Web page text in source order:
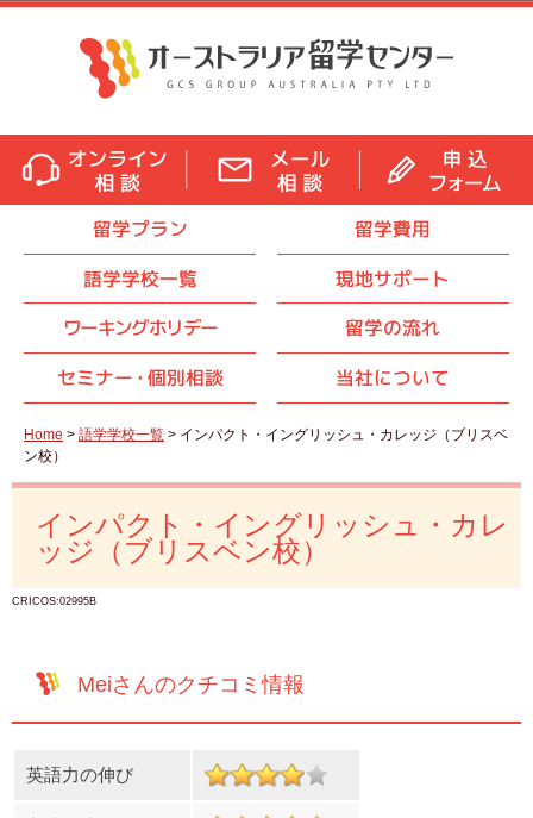
留学プラン
留学費用
語学学校一覧
現地サポート
ワーキングホリデー
留学の流れ
セミナー・ 個別相談 当社について
Home > 語学学校一覧 > インパクト・イングリッシュ・カレッジ（ブリスベ
ン校）
インパクト・イングリッシュ・カレ
ッジ（ブリスベン校）
CRICOS:02995B
Meiさんのクチコミ情報
英語力の伸び